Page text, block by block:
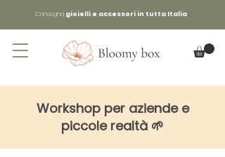
Consegna gioielli e accessori in tutta Italia
Workshop per aziende e
piccole realtà 🌱